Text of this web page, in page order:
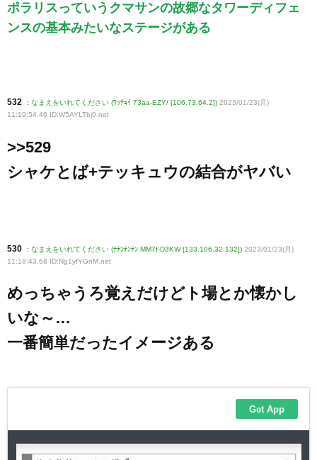
ポラリスっていうクマサンの故郷なタワーディフェ
ンスの基本みたいなステージがある
532 : なまえをいれてください (ﾜｯﾁｮｲ 73aa-EZY/ [106.73.64.2]) 2023/01/23(月)
11:19:54.46 ID:W5AYLTbj0.net
>>529
シャケとば+テッキュウの結合がヤバい
530 : なまえをいれてください (ﾃﾃﾝﾃﾝﾃﾝ MM7f-D3KW [133.106.32.132]) 2023/01/23(月)
11:18:43.68 ID:Ng1yfYGnM .net
めっちゃうろ覚えだけどト場とか懐かし
いな～…
一番簡単だったイメージある